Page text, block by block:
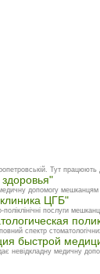
Тут працюють
допомогу
ЦГБ"
послуги
спектр
быстрой
невідкладну медичну